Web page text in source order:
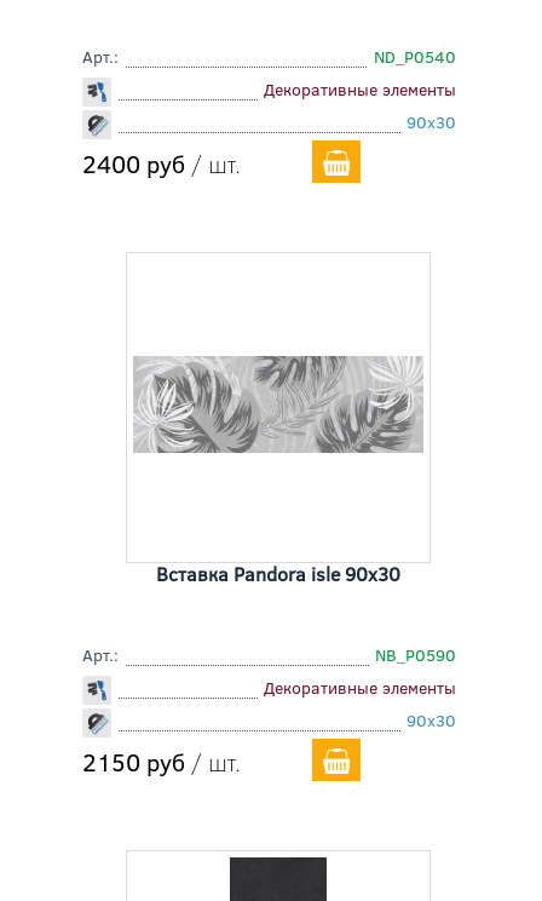
Арт.:
ND_P0540
Декоративные элементы
90x30
2400 руб / шт.
Вставка Pandora isle 90x30
Арт.:
NB_P0590
Декоративные элементы
90x30
2150 руб / шт.